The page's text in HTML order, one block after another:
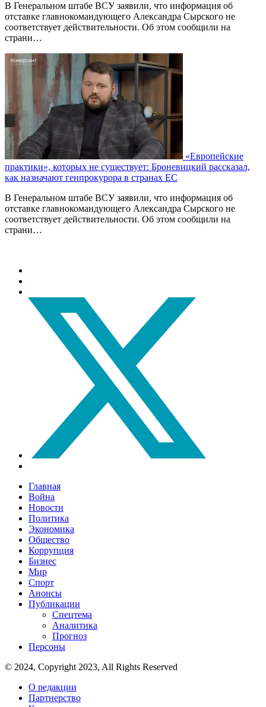
В Генеральном штабе ВСУ заявили, что информация об
отставке главнокомандующего Александра Сырского не
соответствует действительности. Об этом сообщили на
страни…
«Европейские
практики», которых не существует: Броневицкий рассказал,
как назначают генпрокурора в странах ЕС
В Генеральном штабе ВСУ заявили, что информация об
отставке главнокомандующего Александра Сырского не
соответствует действительности. Об этом сообщили на
страни…
Главная
Война
Новости
Политика
Экономика
Общество
Коррупция
Бизнес
Мир
Спорт
Анонсы
Публикации
Спецтема
Аналитика
Прогноз
Персоны
© 2024, Copyright 2023, All Rights Reserved
О редакции
Партнерство